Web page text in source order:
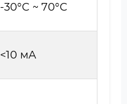
-30°C ~ 70°C
<10 мА